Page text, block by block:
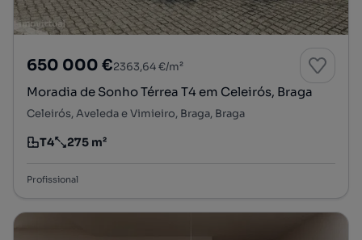
650 000 €2363,64 €/m²
Moradia de Sonho Térrea T4 em Celeirós, Braga
Celeirós, Aveleda e Vimieiro, Braga, Braga
Tipologia
T4
Preço por metro quadrado
275 m²
Profissional